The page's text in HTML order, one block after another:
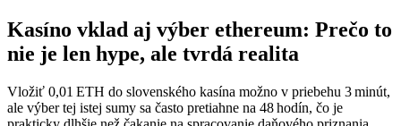
Kasíno vklad aj výber ethereum: Prečo to
nie je len hype, ale tvrdá realita
Vložiť 0,01 ETH do slovenského kasína možno v priebehu 3 minút,
ale výber tej istej sumy sa často pretiahne na 48 hodín, čo je